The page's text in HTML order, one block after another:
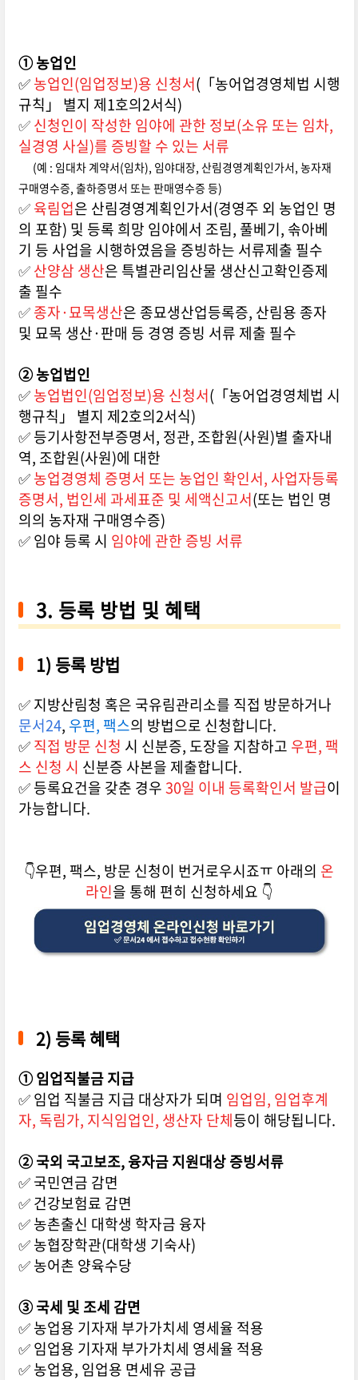
① 농업인
✅농업인(임업정보)용 신청서(「농어업경영체법 시행
규칙」 별지 제1호의2서식)
✅신청인이 작성한 임야에 관한 정보(소유 또는 임차,
실경영 사실)를 증빙할 수 있는 서류
(예 : 임대차 계약서(임차), 임야대장, 산림경영계획인가서, 농자재
구매영수증, 출하증명서 또는 판매영수증 등)
✅육림업은 산림경영계획인가서(경영주 외 농업인 명
의 포함) 및 등록 희망 임야에서 조림, 풀베기, 솎아베
기 등 사업을 시행하였음을 증빙하는 서류제출 필수
✅산양삼 생산은 특별관리임산물 생산신고확인증제
출 필수
✅종자·묘목생산은 종묘생산업등록증, 산림용 종자
및 묘목 생산·판매 등 경영 증빙 서류 제출 필수
② 농업법인
✅농업법인(임업정보)용 신청서(「농어업경영체법 시
행규칙」 별지 제2호의2서식)
✅ 등기사항전부증명서, 정관, 조합원(사원)별 출자내
역, 조합원(사원)에 대한
✅농업경영체 증명서 또는 농업인 확인서, 사업자등록
증명서, 법인세 과세표준 및 세액신고서(또는 법인 명
의의 농자재 구매영수증)
✅ 임야 등록 시 임야에 관한 증빙 서류
3. 등록 방법 및 혜택
1) 등록 방법
✅ 지방산림청 혹은 국유림관리소를 직접 방문하거나
문서24, 우편, 팩스의 방법으로 신청합니다.
✅직접 방문 신청 시 신분증, 도장을 지참하고 우편, 팩
스 신청 시 신분증 사본을 제출합니다.
✅ 등록요건을 갖춘 경우30일 이내 등록확인서 발급이
가능합니다.
👇우편, 팩스, 방문 신청이 번거로우시죠ㅠ 아래의 온
라인을 통해 편히 신청하세요 👇
2) 등록 혜택
① 임업직불금 지급
✅ 임업 직불금 지급 대상자가 되며 임업임, 임업후계
자, 독림가, 지식임업인, 생산자 단체등이 해당됩니다.
② 국외 국고보조, 융자금 지원대상 증빙서류
✅ 국민연금 감면
✅ 건강보험료 감면
✅ 농촌출신 대학생 학자금 융자
✅ 농협장학관(대학생 기숙사)
✅ 농어촌 양육수당
③ 국세 및 조세 감면
✅ 농업용 기자재 부가가치세 영세율 적용
✅ 임업용 기자재 부가가치세 영세율 적용
✅ 농업용, 임업용 면세유 공급